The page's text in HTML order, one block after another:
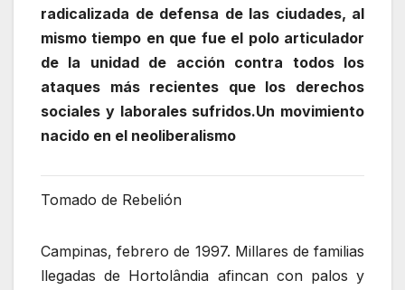
radicalizada de defensa de las ciudades, al
mismo tiempo en que fue el polo articulador
de la unidad de acción contra todos los
ataques más recientes que los derechos
sociales y laborales sufridos.Un movimiento
nacido en el neoliberalismo
Tomado de Rebelión
Campinas, febrero de 1997. Millares de familias
llegadas de Hortolândia afincan con palos y